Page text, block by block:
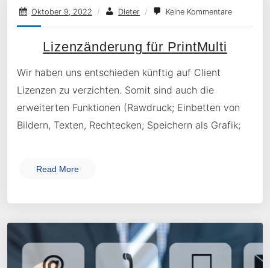
Oktober 9, 2022 / Dieter / Keine Kommentare
Lizenzänderung für PrintMulti
Wir haben uns entschieden künftig auf Client
Lizenzen zu verzichten. Somit sind auch die
erweiterten Funktionen (Rawdruck; Einbetten von
Bildern, Texten, Rechtecken; Speichern als Grafik;
Read More